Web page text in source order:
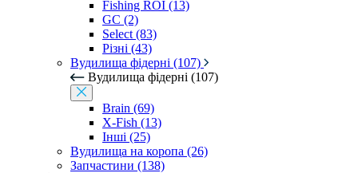
Fishing ROI (13)
GC (2)
Select (83)
Різні (43)
Вудилища фідерні (107)
Вудилища фідерні (107)
Brain (69)
X-Fish (13)
Інші (25)
Вудилища на коропа (26)
Запчастини (138)